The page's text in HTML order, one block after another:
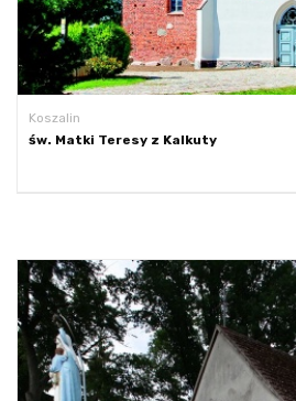
Koszalin
św. Matki Teresy z Kalkuty